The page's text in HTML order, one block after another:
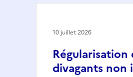
Régularisation
divagants non
10 juillet 2026